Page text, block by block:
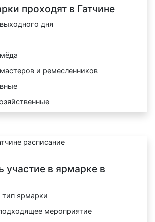
проходят в Гатчине
дня
и ремесленников
участие в ярмарке в
тип ярмарки
мероприятие